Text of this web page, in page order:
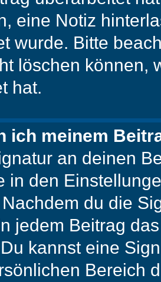
eine Notiz
wurde. Bitte
löschen können,
hat.
ich meinem
an deinen
in den
du die
jedem Beitrag
kannst eine
Bereich